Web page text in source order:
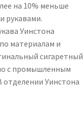
на 10% меньше
рукавами.
Уинстона
материалам и
сигаретный
с промышленным
Уинстона